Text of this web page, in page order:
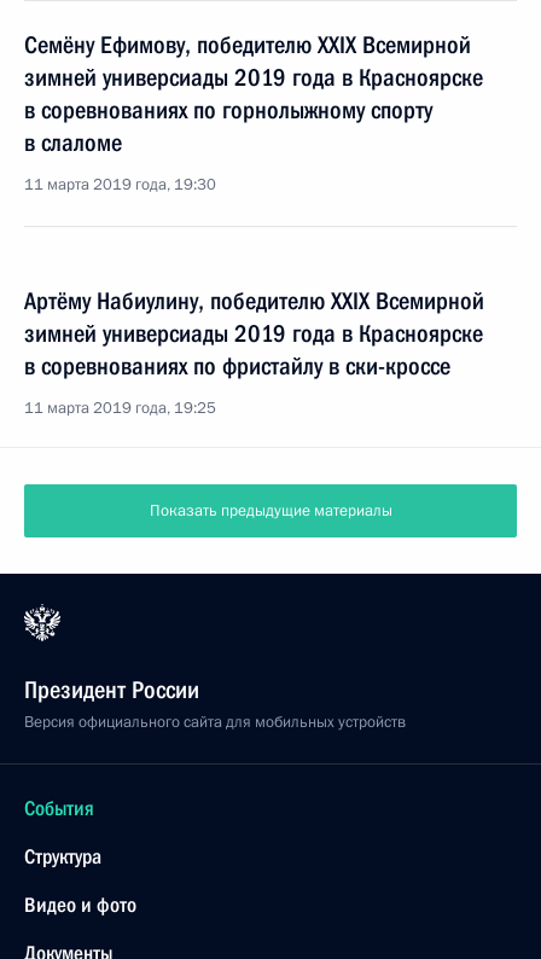
Семёну Ефимову, победителю XXIX Всемирной
зимней универсиады 2019 года в Красноярске
в соревнованиях по горнолыжному спорту
в слаломе
11 марта 2019 года, 19:30
Артёму Набиулину, победителю XXIX Всемирной
зимней универсиады 2019 года в Красноярске
в соревнованиях по фристайлу в ски-кроссе
11 марта 2019 года, 19:25
Показать предыдущие материалы
Президент России
Версия официального сайта для мобильных устройств
События
Структура
Видео и фото
Документы